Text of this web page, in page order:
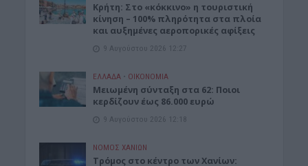
Κρήτη: Στο «κόκκινο» η τουριστική
κίνηση – 100% πληρότητα στα πλοία
και αυξημένες αεροπορικές αφίξεις
9 Αυγούστου 2026 12:27
ΕΛΛΑΔΑ • ΟΙΚΟΝΟΜΙΑ
Μειωμένη σύνταξη στα 62: Ποιοι
κερδίζουν έως 86.000 ευρώ
9 Αυγούστου 2026 12:18
ΝΟΜΌΣ ΧΑΝΊΩΝ
Τρόμος στο κέντρο των Χανίων: